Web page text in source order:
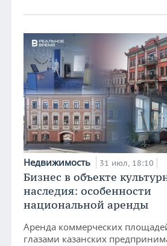
Недвижимость 31 июл, 18:10
Бизнес в объекте
наследия: особенности
национальной аренды
Аренда коммерческих
глазами казанских